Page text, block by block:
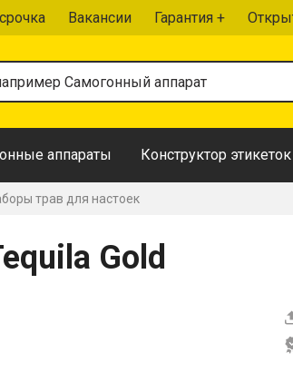
Вакансии Гарантия +
аппараты Конструктор этикеток
трав для настоек
Gold